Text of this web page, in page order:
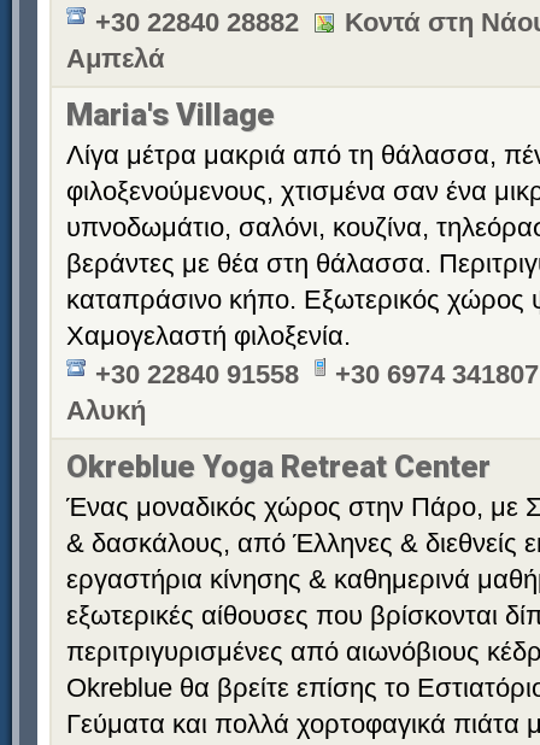
+30 22840 28882
Κοντά στη
Αμπελά
Maria's Village
Λίγα μέτρα μακριά από τη θάλασσα,
φιλοξενούμενους, χτισμένα σαν ένα
υπνοδωμάτιο, σαλόνι, κουζίνα,
βεράντες με θέα στη θάλασσα.
καταπράσινο κήπο. Εξωτερικός χώρος
Χαμογελαστή φιλοξενία.
+30 22840 91558
+30 6974
Αλυκή
Okreblue Yoga Retreat Center
Ένας μοναδικός χώρος στην Πάρο, με
& δασκάλους, από Έλληνες & διεθνείς
εργαστήρια κίνησης & καθημερινά
εξωτερικές αίθουσες που βρίσκονται
περιτριγυρισμένες από αιωνόβιους
Okreblue θα βρείτε επίσης το
Γεύματα και πολλά χορτοφαγικά πιάτα